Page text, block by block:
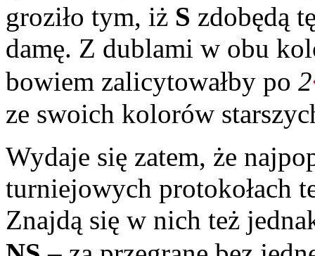
groziło tym, iż S zdobędą
damę. Z dublami w obu
bowiem zalicytowałby po 2
ze swoich kolorów
Wydaje się zatem, że
turniejowych protokołach
Znajdą się w nich też